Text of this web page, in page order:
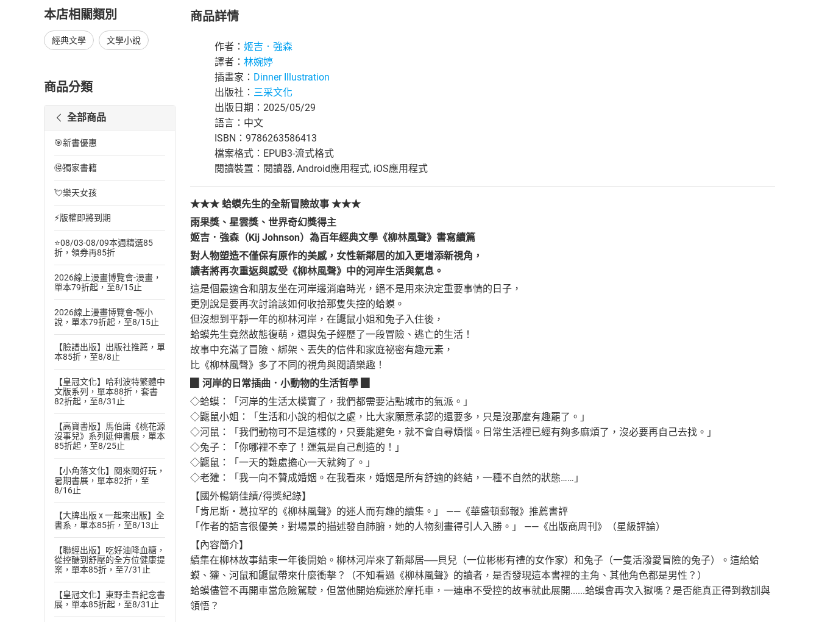
本店相關類別
經典文學 文學小說
商品分類
全部商品
🎯新書優惠
🉐獨家書籍
💘樂天女孩
⚡版權即將到期
⭐08/03-08/09本週精選85
折，領券再85折
2026線上漫畫博覽會-漫畫，
單本79折起，至8/15止
2026線上漫畫博覽會-輕小
說，單本79折起，至8/15止
【臉譜出版】出版社推薦，單
本85折，至8/8止
【皇冠文化】哈利波特繁體中
文版系列，單本88折，套書
82折起，至8/31止
【高寶書版】馬伯庸《桃花源
沒事兒》系列延伸書展，單本
85折起，至8/25止
【小角落文化】閱來閱好玩，
暑期書展，單本82折，至
8/16止
【大牌出版 x 一起來出版】全
書系，單本85折，至8/13止
【聯經出版】吃好油降血糖，
從控醣到舒壓的全方位健康提
案，單本85折，至7/31止
【皇冠文化】東野圭吾紀念書
展，單本85折起，至8/31止
商品詳情
作者： 姬吉．強森
譯者： 林婉婷
插畫家： Dinner Illustration
出版社： 三采文化
出版日期：2025/05/29
語言：中文
ISBN：9786263586413
檔案格式：EPUB3-流式格式
閱讀裝置：閱讀器, Android應用程式, iOS應用程式
★★★ 蛤蟆先生的全新冒險故事 ★★★
雨果獎、星雲獎、世界奇幻獎得主
姬吉．強森（Kij Johnson）為百年經典文學《柳林風聲》書寫續篇
對人物塑造不僅保有原作的美感，女性新鄰居的加入更增添新視角，
讀者將再次重返與感受《柳林風聲》中的河岸生活與氣息。
這是個最適合和朋友坐在河岸邊消磨時光，絕不是用來決定重要事情的日子，
更別說是要再次討論該如何收拾那隻失控的蛤蟆。
但沒想到平靜一年的柳林河岸，在鼴鼠小姐和兔子入住後，
蛤蟆先生竟然故態復萌，還與兔子經歷了一段冒險、逃亡的生活！
故事中充滿了冒險、綁架、丟失的信件和家庭祕密有趣元素，
比《柳林風聲》多了不同的視角與閱讀樂趣！
▉ 河岸的日常插曲．小動物的生活哲學 ▉
◇蛤蟆：「河岸的生活太樸實了，我們都需要沾點城市的氣派。」
◇鼴鼠小姐：「生活和小說的相似之處，比大家願意承認的還要多，只是沒那麼有趣罷了。」
◇河鼠：「我們動物可不是這樣的，只要能避免，就不會自尋煩惱。日常生活裡已經有夠多麻煩了，沒必要再自己去找。」
◇兔子：「你哪裡不幸了！運氣是自己創造的！」
◇鼴鼠：「一天的難處擔心一天就夠了。」
◇老獾：「我一向不贊成婚姻。在我看來，婚姻是所有舒適的終結，一種不自然的狀態……」
【國外暢銷佳績/得獎紀錄】
「肯尼斯‧葛拉罕的《柳林風聲》的迷人而有趣的續集。」 ——《華盛頓郵報》推薦書評
「作者的語言很優美，對場景的描述發自肺腑，她的人物刻畫得引人入勝。」 ——《出版商周刊》（星級評論）
【內容簡介】
續集在柳林故事結束一年後開始。柳林河岸來了新鄰居──貝兒（一位彬彬有禮的女作家）和兔子（一隻活潑愛冒險的兔子）。這給蛤
蟆、獾、河鼠和鼴鼠帶來什麼衝擊？（不知看過《柳林風聲》的讀者，是否發現這本書裡的主角、其他角色都是男性？）
蛤蟆儘管不再開車當危險駕駛，但當他開始痴迷於摩托車，一連串不受控的故事就此展開......蛤蟆會再次入獄嗎？是否能真正得到教訓與
領悟？